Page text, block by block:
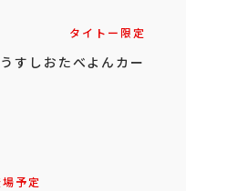
タイトー限定
すしおたべよんカー
予定